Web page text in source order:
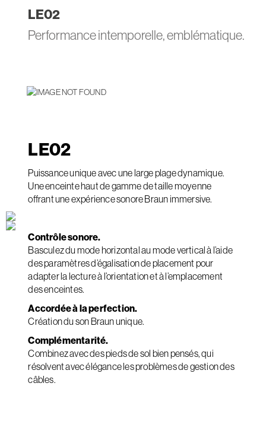
LE02
Performance intemporelle, emblématique.
LE02
Puissance unique avec une large plage dynamique.
Une enceinte haut de gamme de taille moyenne
offrant une expérience sonore Braun immersive.
Contrôle sonore.
Basculez du mode horizontal au mode vertical à l’aide
des paramètres d’égalisation de placement pour
adapter la lecture à l’orientation et à l’emplacement
des enceintes.
Accordée à la perfection.
Création du son Braun unique.
Complémentarité.
Combinez avec des pieds de sol bien pensés, qui
résolvent avec élégance les problèmes de gestion des
câbles.